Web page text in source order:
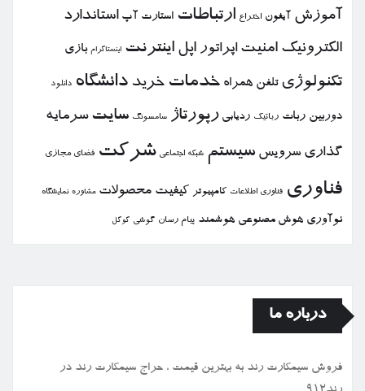
آموزش آیفون اختراع ارتباطات استارت آپ استاندارد
الكترونیك امنیت اپراتور اپل اینترنت اینستاگرام بازی
تكنولوژی تلفن همراه خدمات خرید دانشگاه دانلود
دوربین ربات رباتیك ردیابی رپورتاژ سامسونگ سایت سرمایه
گذاری سرویس سیستم شبكه اجتماعی شركت فضای مجازی
فناوری فناوری اطلاعات كامپیوتر كیفیت محصولات مشاوره نمایشگاه
نوآوری هوش مصنوعی هوشمند پیام رسان گوشی گوگل
درباره ما
فروش سیمكارت رند به بهترین قیمت ، حراج سیمكارت رند در